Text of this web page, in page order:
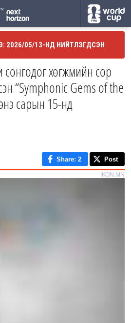
2026/05/13-НД НИЙТЛЭГДСЭН
хөгжмийн сор
“Symphonic Gems of the
сарын 15-нд
Share: 2 Post
IKON.MN